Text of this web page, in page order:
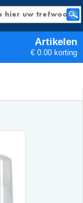
Artikelen
€ 0.00 korting